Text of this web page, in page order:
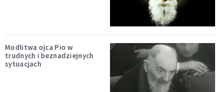
Modlitwa ojca Pio w
trudnych i beznadziejnych
sytuacjach